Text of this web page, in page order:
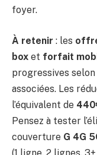
foyer.
À retenir : les
box et forfait
progressives
associées. Les
l’équivalent de
Pensez à tester
couverture G 4G
(1 ligne, 2 lignes,